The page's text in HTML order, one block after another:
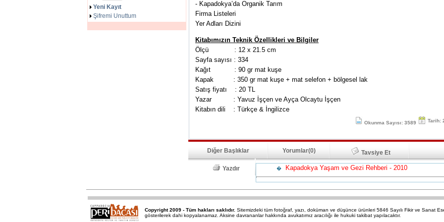
Yeni Kayıt
Şifremi Unuttum
- Kapadokya’da Organik Tarım
Firma Listeleri
Yer Adları Dizini
Kitabımızın Teknik Özellikleri ve Bilgiler
Ölçü : 12 x 21.5 cm
Sayfa sayısı : 334
Kağıt : 90 gr mat kuşe
Kapak : 350 gr mat kuşe + mat selefon + bölgesel lak
Satış fiyatı : 20 TL
Yazar : Yavuz İşçen ve Ayça Olcaytu İşçen
Kitabın dili : Türkçe & İngilizce
Okunma Sayısı: 3589 Tarih:
Diğer Başlıklar Yorumlar(0) Tavsiye Et
Yazdır � Kapadokya Yaşam ve Gezi Rehberi - 2010
Copyright 2009 - Tüm hakları saklıdır. Sitemizdeki tüm fotoğraf, yazı, doküman ve düşünce ürünleri 5846 Sayılı Fikir ve Sanat
gösterilerek dahi kopyalanamaz. Aksine davrananlar hakkında avukatımız aracılığı ile hukuki takibat yapılacaktır.